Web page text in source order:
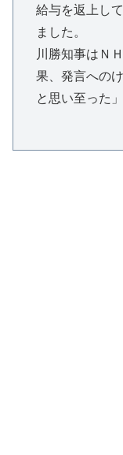
給与を返上し
ました。
川勝知事はＮ
果、発言への
と思い至った